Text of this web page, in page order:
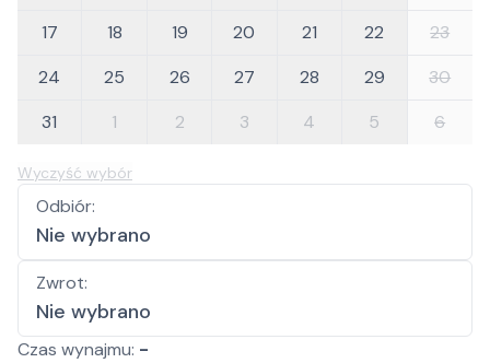
17
18 19 20 21 22
23
24
25 26 27 28 29
30
31
1 2 3 4 5 6
Wyczyść wybór
Odbiór:
Nie wybrano
Zwrot:
Nie wybrano
Czas wynajmu: -